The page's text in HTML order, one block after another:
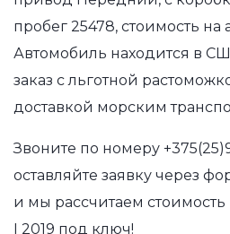
пробег 25478, стоимость
Автомобиль находится в
заказ с льготной
доставкой морским
Звоните по номеру
оставляйте заявку через
и мы рассчитаем
I 2019 под ключ!